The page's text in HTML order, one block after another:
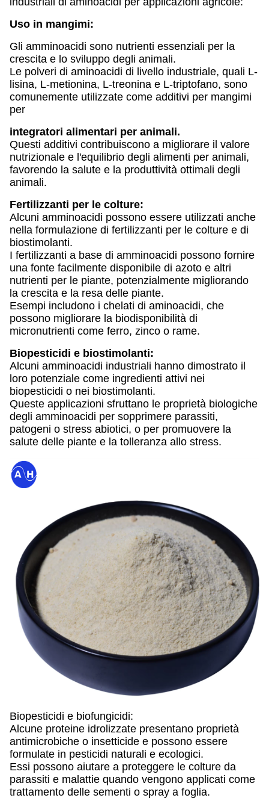
Uso in mangimi:
Gli amminoacidi sono nutrienti essenziali per la
crescita e lo sviluppo degli animali.
Le polveri di aminoacidi di livello industriale, quali L-
lisina, L-metionina, L-treonina e L-triptofano, sono
comunemente utilizzate come additivi per mangimi
per
integratori alimentari per animali.
Questi additivi contribuiscono a migliorare il valore
nutrizionale e l'equilibrio degli alimenti per animali,
favorendo la salute e la produttività ottimali degli
animali.
Fertilizzanti per le colture:
Alcuni amminoacidi possono essere utilizzati anche
nella formulazione di fertilizzanti per le colture e di
biostimolanti.
I fertilizzanti a base di amminoacidi possono fornire
una fonte facilmente disponibile di azoto e altri
nutrienti per le piante, potenzialmente migliorando
la crescita e la resa delle piante.
Esempi includono i chelati di aminoacidi, che
possono migliorare la biodisponibilità di
micronutrienti come ferro, zinco o rame.
Biopesticidi e biostimolanti:
Alcuni amminoacidi industriali hanno dimostrato il
loro potenziale come ingredienti attivi nei
biopesticidi o nei biostimolanti.
Queste applicazioni sfruttano le proprietà biologiche
degli amminoacidi per sopprimere parassiti,
patogeni o stress abiotici, o per promuovere la
salute delle piante e la tolleranza allo stress.
Biopesticidi e biofungicidi:
Alcune proteine idrolizzate presentano proprietà
antimicrobiche o insetticide e possono essere
formulate in pesticidi naturali e ecologici.
Essi possono aiutare a proteggere le colture da
parassiti e malattie quando vengono applicati come
trattamento delle sementi o spray a foglia.